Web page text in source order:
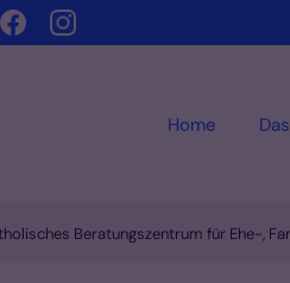
Home
Beratungszentrum für Ehe-,